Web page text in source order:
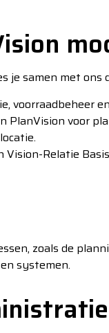
samen met ons
voorraadbeheer
PlanVision voor
Relatie
zoals de
systemen.